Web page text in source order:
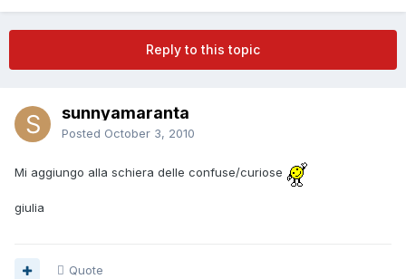
Reply to this topic
sunnyamaranta
Posted October 3, 2010
Mi aggiungo alla schiera delle confuse/curiose
giulia
Quote